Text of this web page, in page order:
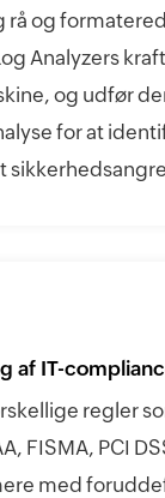
rå og
Analyzers
og udfør
for at
af IT-
regler
FISMA, PCI
med